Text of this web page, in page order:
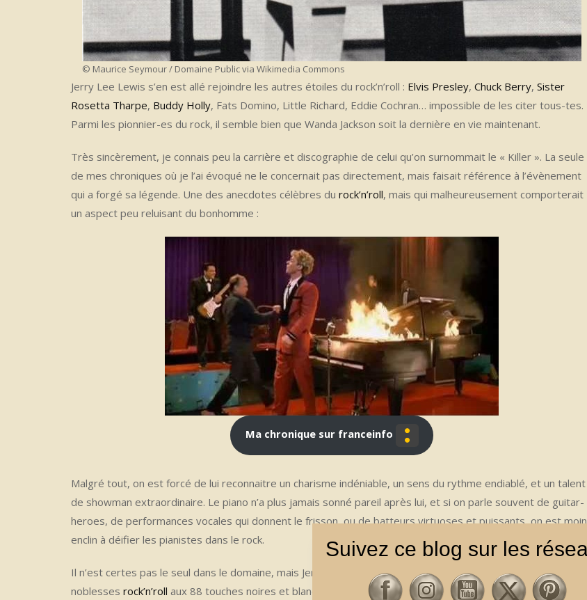
© Maurice Seymour / Domaine Public via Wikimedia Commons
Jerry Lee Lewis s’en est allé rejoindre les autres étoiles du rock’n’roll : Elvis Presley, Chuck Berry, Sister
Rosetta Tharpe, Buddy Holly, Fats Domino, Little Richard, Eddie Cochran… impossible de les citer tous-tes.
Parmi les pionnier-es du rock, il semble bien que Wanda Jackson soit la dernière en vie maintenant.
Très sincèrement, je connais peu la carrière et discographie de celui qu’on surnommait le « Killer ». La seule
de mes chroniques où je l’ai évoqué ne le concernait pas directement, mais faisait référence à l’évènement
qui a forgé sa légende. Une des anecdotes célèbres du rock’n’roll, mais qui malheureusement comporterait
un aspect peu reluisant du bonhomme :
Ma chronique sur franceinfo
Malgré tout, on est forcé de lui reconnaitre un charisme indéniable, un sens du rythme endiablé, et un talent
de showman extraordinaire. Le piano n’a plus jamais sonné pareil après lui, et si on parle souvent de guitar-
heroes, de performances vocales qui donnent le frisson, ou de batteurs virtuoses et puissants, on est
enclin à déifier les pianistes dans le rock.
Il n’est certes pas le seul dans le domaine, mais Jerry Lee Lewis a clairement donné ses lettres de
noblesses rock’n’roll aux 88 touches noires et blanches, et on se souviendra de lui comme celui qui a su
Suivez ce blog sur les